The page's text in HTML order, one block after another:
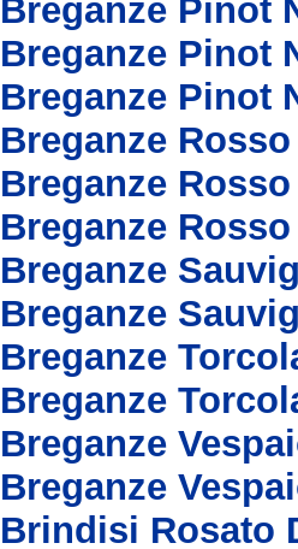
Breganze Pinot
Breganze Pinot
Breganze Pinot
Breganze
Breganze
Breganze
Breganze
Breganze
Breganze
Breganze
Breganze
Breganze
Brindisi Rosato